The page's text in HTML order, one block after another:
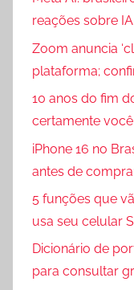
reações sobre
Zoom anuncia
plataforma;
10 anos do fim
certamente
iPhone 16 no
antes de
5 funções que
usa seu celular
Dicionário de
para consultar